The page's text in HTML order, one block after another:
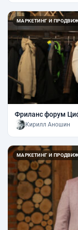
МАРКЕТИНГ И
Фриланс форум
Кирилл Аношин
МАРКЕТИНГ И